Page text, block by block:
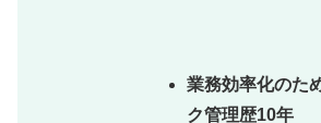
業務効率化のた
ク管理歴10年